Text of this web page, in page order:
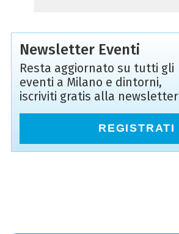
Newsletter Eventi
Resta aggiornato su tutti gli
eventi a Milano e dintorni,
iscriviti gratis alla newsletter
REGISTRATI